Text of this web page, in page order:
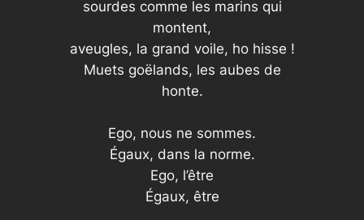
sourdes comme les marins qui
montent,
aveugles, la grand voile, ho hisse !
Muets goëlands, les aubes de
honte.
Ego, nous ne sommes.
Égaux, dans la norme.
Ego, l’être
Égaux, être